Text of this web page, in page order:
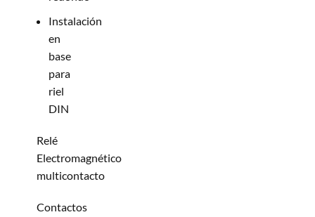
Instalación
en
base
para
riel
DIN
Relé
Electromagnético
multicontacto
Contactos